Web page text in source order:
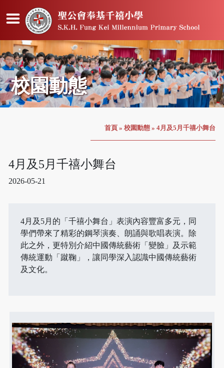
校園動態
首頁 » 校園動態 » 4月及5月千禧小舞台
4月及5月千禧小舞台
2026-05-21
4月及5月的「千禧小舞台」表演內容豐富多元，同
學們帶來了精彩的鋼琴演奏、朗誦與歌唱表演。除
此之外，更特別介紹中國傳統藝術「變臉」及示範
傳統運動「蹴鞠」，讓同學深入認識中國傳統藝術
及文化。